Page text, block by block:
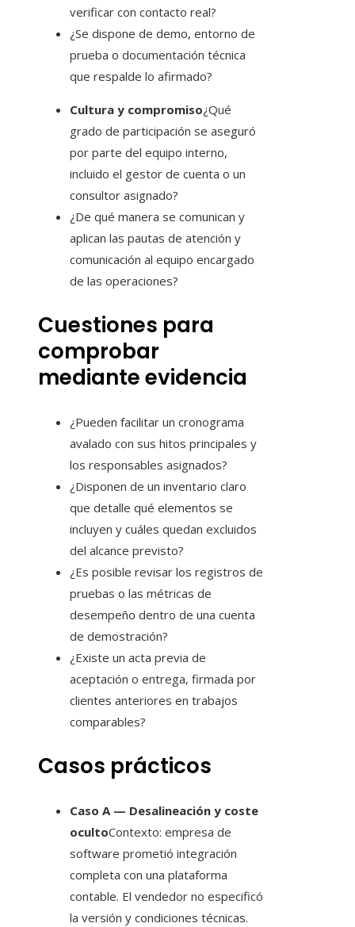
verificar con contacto real?
¿Se dispone de demo, entorno de
prueba o documentación técnica
que respalde lo afirmado?
Cultura y compromiso¿Qué
grado de participación se aseguró
por parte del equipo interno,
incluido el gestor de cuenta o un
consultor asignado?
¿De qué manera se comunican y
aplican las pautas de atención y
comunicación al equipo encargado
de las operaciones?
Cuestiones para
comprobar
mediante evidencia
¿Pueden facilitar un cronograma
avalado con sus hitos principales y
los responsables asignados?
¿Disponen de un inventario claro
que detalle qué elementos se
incluyen y cuáles quedan excluidos
del alcance previsto?
¿Es posible revisar los registros de
pruebas o las métricas de
desempeño dentro de una cuenta
de demostración?
¿Existe un acta previa de
aceptación o entrega, firmada por
clientes anteriores en trabajos
comparables?
Casos prácticos
Caso A — Desalineación y coste
ocultoContexto: empresa de
software prometió integración
completa con una plataforma
contable. El vendedor no especificó
la versión y condiciones técnicas.